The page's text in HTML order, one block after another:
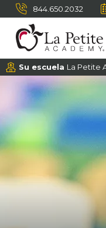
844.650.2032
Su escuela La Petite